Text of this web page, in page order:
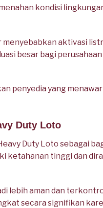
kondisi
aktivasi
besar bagi
penyedia yang
Duty Loto
Duty Loto sebagai
ketahanan tinggi dan
lebih aman dan
secara signifikan